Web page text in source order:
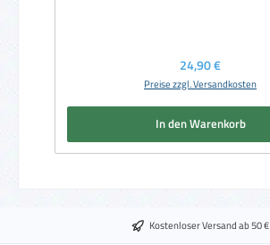
Regulärer Preis:
24,90 €
Preise zzgl. Versandkosten
In den Warenkorb
Kostenloser Versand ab 50 €